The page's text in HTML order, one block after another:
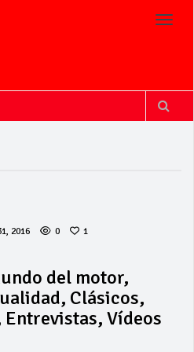
2016 0
1
del
del motor,
Clásicos,
Entrevistas, Vídeos